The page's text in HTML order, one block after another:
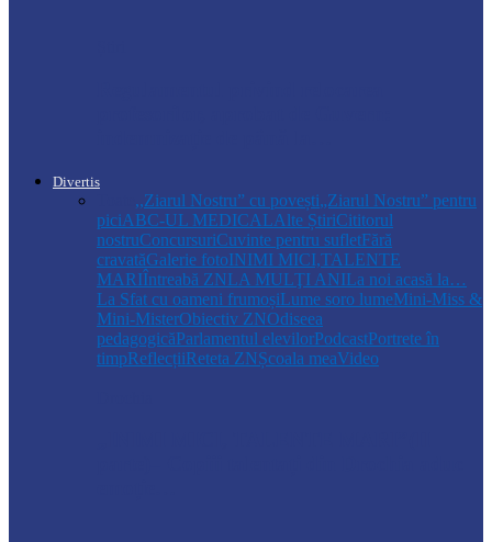
Divertis
,,Ziarul Nostru” cu povești„Ziarul Nostru” pentru
piciABC-UL MEDICALAlte ȘtiriCititorul
nostruConcursuriCuvinte pentru sufletFără
cravatăGalerie fotoINIMI MICI,TALENTE
MARIÎntreabă ZNLA MULŢI ANILa noi acasă la…
La Sfat cu oameni frumoșiLume soro lumeMini-Miss &
Mini-MisterObiectiv ZNOdiseea
pedagogicăParlamentul elevilorPodcastPortrete în
timpReflecțiiReteta ZNȘcoala meaVideo